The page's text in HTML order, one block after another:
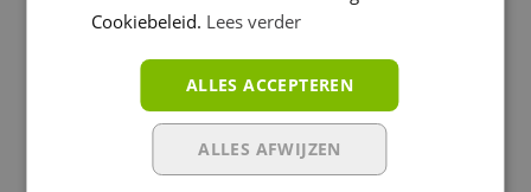
Bewuste keuzes maken zit in ons DNA.
Daarom is de Giraffe gemaakt van 100%
duurzaam gewonnen materialen.
Cookiebeleid. Lees verder
ALLES ACCEPTEREN
ALLES AFWIJZEN